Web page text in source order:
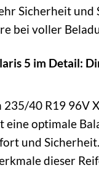
Sicherheit und
bei voller
5 im Detail:
40 R19 96V
eine optimale
und
dieser